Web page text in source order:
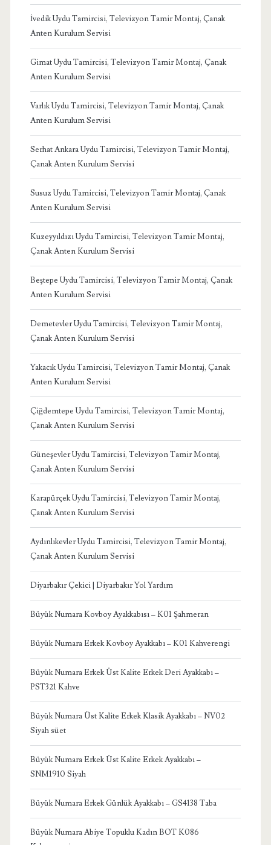
İvedik Uydu Tamircisi, Televizyon Tamir Montaj, Çanak
Anten Kurulum Servisi
Gimat Uydu Tamircisi, Televizyon Tamir Montaj, Çanak
Anten Kurulum Servisi
Varlık Uydu Tamircisi, Televizyon Tamir Montaj, Çanak
Anten Kurulum Servisi
Serhat Ankara Uydu Tamircisi, Televizyon Tamir Montaj,
Çanak Anten Kurulum Servisi
Susuz Uydu Tamircisi, Televizyon Tamir Montaj, Çanak
Anten Kurulum Servisi
Kuzeyyıldızı Uydu Tamircisi, Televizyon Tamir Montaj,
Çanak Anten Kurulum Servisi
Beştepe Uydu Tamircisi, Televizyon Tamir Montaj, Çanak
Anten Kurulum Servisi
Demetevler Uydu Tamircisi, Televizyon Tamir Montaj,
Çanak Anten Kurulum Servisi
Yakacık Uydu Tamircisi, Televizyon Tamir Montaj, Çanak
Anten Kurulum Servisi
Çiğdemtepe Uydu Tamircisi, Televizyon Tamir Montaj,
Çanak Anten Kurulum Servisi
Güneşevler Uydu Tamircisi, Televizyon Tamir Montaj,
Çanak Anten Kurulum Servisi
Karapürçek Uydu Tamircisi, Televizyon Tamir Montaj,
Çanak Anten Kurulum Servisi
Aydınlıkevler Uydu Tamircisi, Televizyon Tamir Montaj,
Çanak Anten Kurulum Servisi
Diyarbakır Çekici | Diyarbakır Yol Yardım
Büyük Numara Kovboy Ayakkabısı – K01 Şahmeran
Büyük Numara Erkek Kovboy Ayakkabı – K01 Kahverengi
Büyük Numara Erkek Üst Kalite Erkek Deri Ayakkabı –
PST321 Kahve
Büyük Numara Üst Kalite Erkek Klasik Ayakkabı – NV02
Siyah süet
Büyük Numara Erkek Üst Kalite Erkek Ayakkabı –
SNM1910 Siyah
Büyük Numara Erkek Günlük Ayakkabı – GS4138 Taba
Büyük Numara Abiye Topuklu Kadın BOT K086